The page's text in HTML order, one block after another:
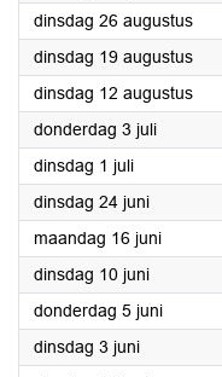
dinsdag 26 augustus2025
dinsdag 19 augustus2025
dinsdag 12 augustus2025
donderdag 3 juli2025
dinsdag 1 juli2025
dinsdag 24 juni2025
maandag 16 juni2025
dinsdag 10 juni2025
donderdag 5 juni2025
dinsdag 3 juni2025